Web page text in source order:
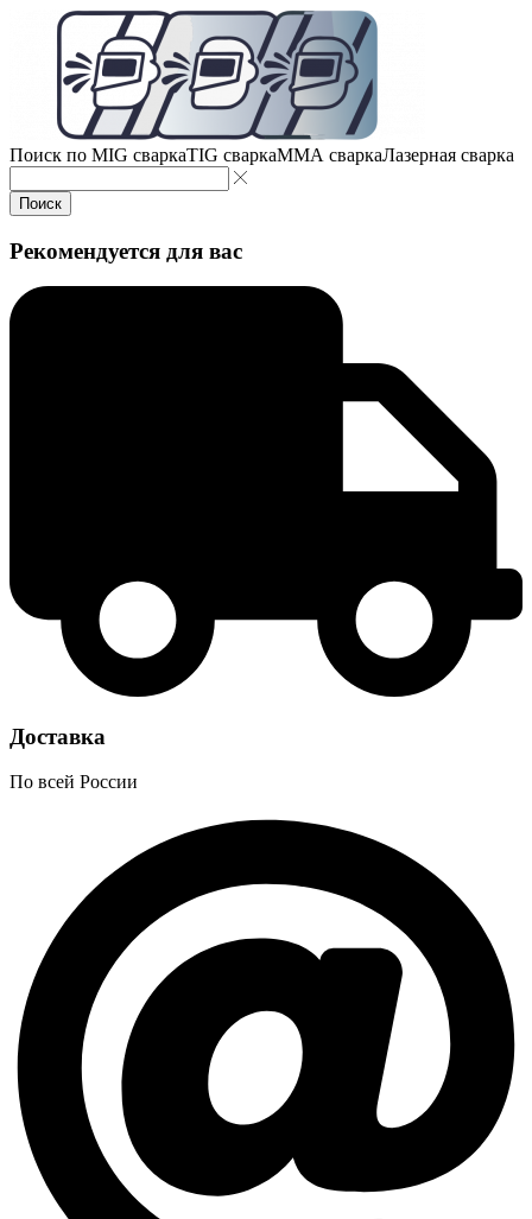
Поиск по MIG сваркаTIG сваркаMMA сваркаЛазерная сварка
Поиск
Рекомендуется для вас
Доставка
По всей России